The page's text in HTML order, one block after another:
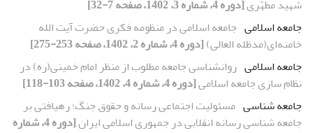
شهید مطهّری[دوره 4، شماره 3، 1402، صفحه 7-32]
جامعه اسلامی جامعه اسلامی در منظومه فکری حضرت آیت الله
خامنه‌ای(مدظله العالی)[دوره 4، شماره 2، 1402، صفحه 253-275]
جامعه اسلامی روانشناسی جامعه مطلوب از منظر امام خمینی(ره) در
نظام سازی جامعه اسلامی[دوره 4، شماره 4، 1402، صفحه 103-118]
جامعه شناسی مسئولیت اجتماعی رسانه و حقوق جنگ؛ رهیافتی بر
جامعه شناسی رسانه انقلابی در جمهوری اسلامی ایران
[دوره 4، شماره